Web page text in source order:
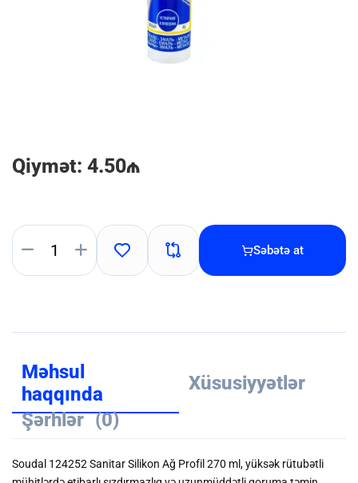
Qiymət: 4.50₼
Səbətə at
Məhsul
haqqında
Xüsusiyyətlər
Şərhlər (0)
Soudal 124252 Sanitar Silikon Ağ Profil 270 ml, yüksək rütubətli